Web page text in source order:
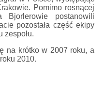
Pomimo rosnącej
Bjorlerowie postanowili
pozostała część ekipy
zespołu.
na krótko w 2007 roku, a
2010.